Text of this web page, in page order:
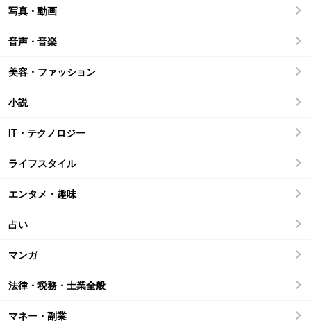
写真・動画
音声・音楽
美容・ファッション
小説
IT・テクノロジー
ライフスタイル
エンタメ・趣味
占い
マンガ
法律・税務・士業全般
マネー・副業